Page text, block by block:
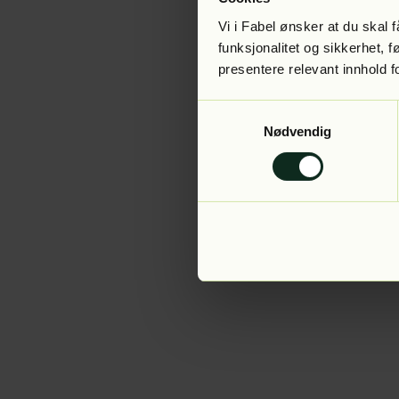
Vi i Fabel ønsker at du skal
funksjonalitet og sikkerhet,
presentere relevant innhold
Nødvendig
Application